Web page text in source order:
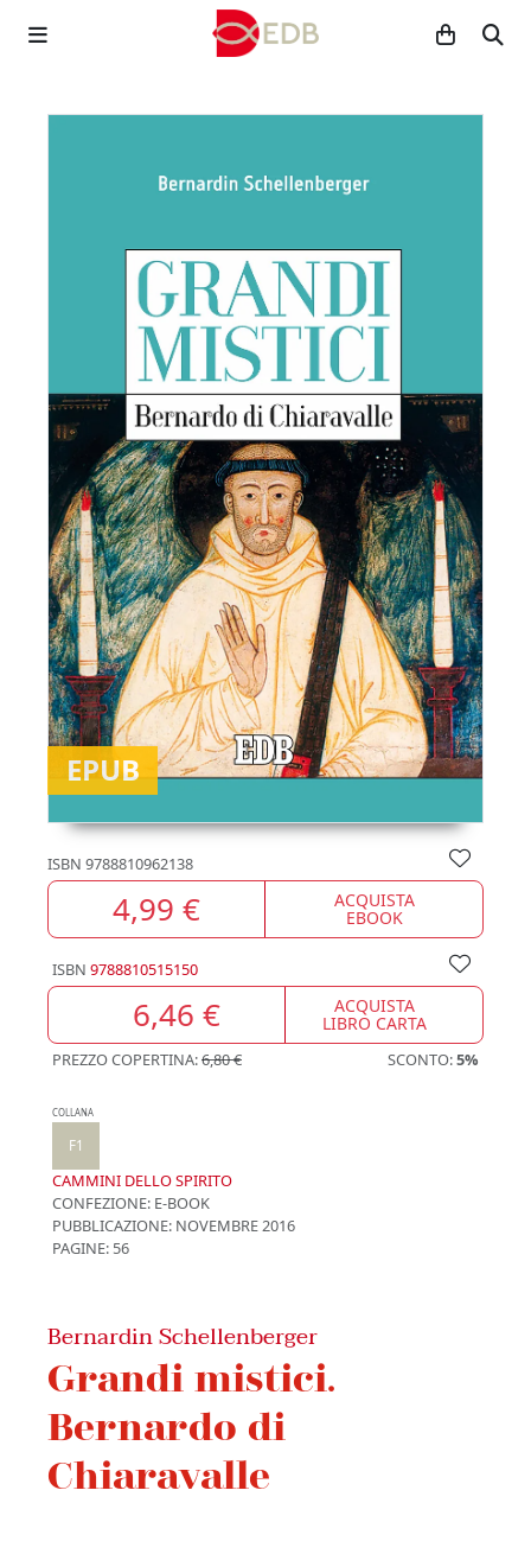
EPUB
ISBN 9788810962138
4,99 € ACQUISTA
EBOOK
ISBN 9788810515150
6,46 € ACQUISTA
LIBRO CARTA
PREZZO COPERTINA:6,80 € SCONTO:5%
COLLANA
F1
CAMMINI DELLO SPIRITO
CONFEZIONE: E-BOOK
PUBBLICAZIONE: NOVEMBRE 2016
PAGINE: 56
Bernardin Schellenberger
Grandi mistici.
Bernardo di
Chiaravalle